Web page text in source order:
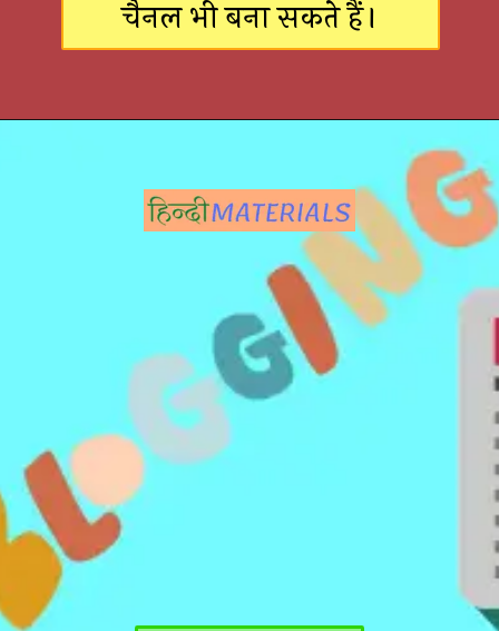
चैनल भी बना सकते हैं।